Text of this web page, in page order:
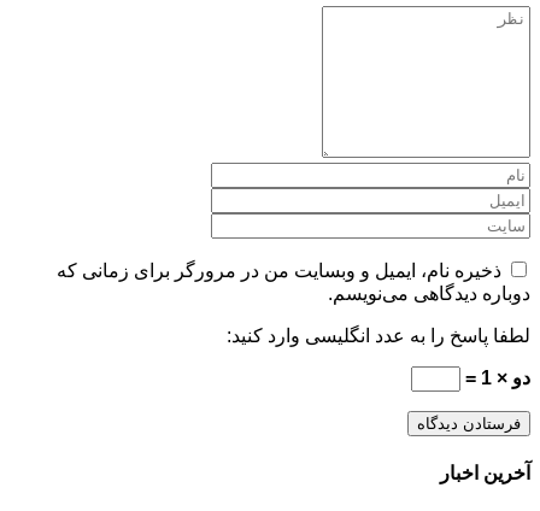
ذخیره نام، ایمیل و وبسایت من در مرورگر برای زمانی که
دوباره دیدگاهی می‌نویسم.
لطفا پاسخ را به عدد انگلیسی وارد کنید:
دو × 1 =
آخرین اخبار